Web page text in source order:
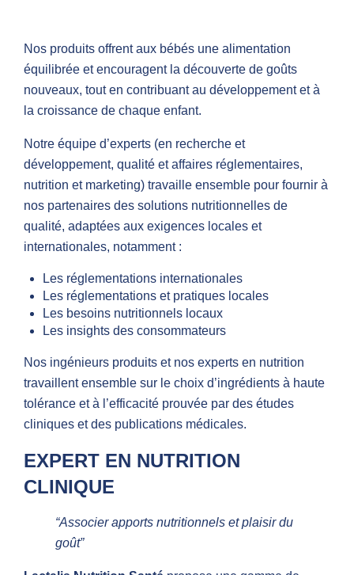
Nos produits offrent aux bébés une alimentation
équilibrée et encouragent la découverte de goûts
nouveaux, tout en contribuant au développement et à
la croissance de chaque enfant.
Notre équipe d’experts (en recherche et
développement, qualité et affaires réglementaires,
nutrition et marketing) travaille ensemble pour fournir à
nos partenaires des solutions nutritionnelles de
qualité, adaptées aux exigences locales et
internationales, notamment :
Les réglementations internationales
Les réglementations et pratiques locales
Les besoins nutritionnels locaux
Les insights des consommateurs
Nos ingénieurs produits et nos experts en nutrition
travaillent ensemble sur le choix d’ingrédients à haute
tolérance et à l’efficacité prouvée par des études
cliniques et des publications médicales.
EXPERT EN NUTRITION
CLINIQUE
“Associer apports nutritionnels et plaisir du
goût”